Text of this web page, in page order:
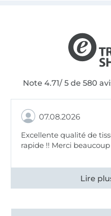
Note 4.71/ 5 de 580
07.08.2026
Excellente qualité de
rapide !! Merci beaucoup
Voir tous les 11498